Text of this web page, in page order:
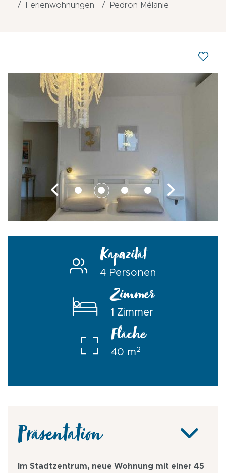
Ferienwohnungen
Pedron Mélanie
Kapazität
4 Personen
Zimmer
1 Zimmer
Fläche
40 m2
Präsentation
Im Stadtzentrum, neue Wohnung mit einer 45